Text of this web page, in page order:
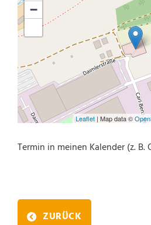
−
Leaflet | Map data ©
Termin in meinen Kalender (z.
ZURÜCK